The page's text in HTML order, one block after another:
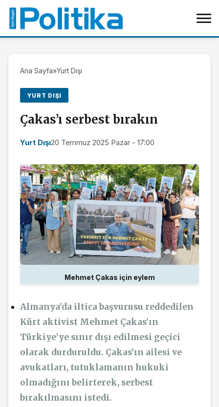
Ana Sayfa»Yurt Dışı
YURT DIŞI
Çakas’ı serbest bırakın
Yurt Dışı20 Temmuz 2025 Pazar - 17:00
Mehmet Çakas için eylem
Almanya’da iltica başvurusu reddedilen
Kürt aktivist Mehmet Çakas’ın
Türkiye’ye sınır dışı edilmesi geçici
olarak durduruldu. Çakas’ın ailesi ve
avukatları, tutuklamanın hukuki
olmadığını belirterek, serbest
bırakılmasını istedi.